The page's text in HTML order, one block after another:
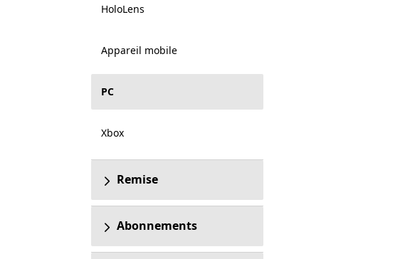
HoloLens
Appareil mobile
PC
Xbox
Remise
Abonnements